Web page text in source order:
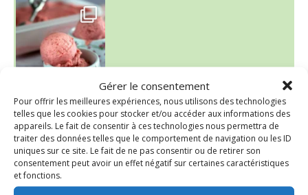
Gérer le consentement
Pour offrir les meilleures expériences, nous utilisons des technologies
telles que les cookies pour stocker et/ou accéder aux informations des
appareils. Le fait de consentir à ces technologies nous permettra de
traiter des données telles que le comportement de navigation ou les ID
uniques sur ce site. Le fait de ne pas consentir ou de retirer son
consentement peut avoir un effet négatif sur certaines caractéristiques
et fonctions.
~ NICE CREAM À LA FRAISE ~
Presque un mois que